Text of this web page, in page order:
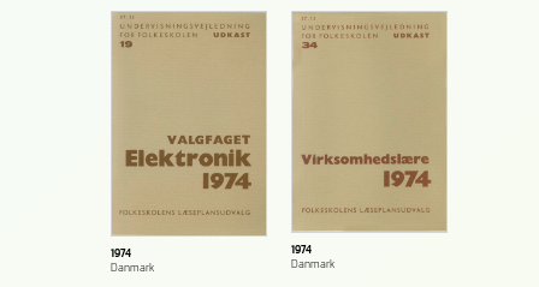
1974
Danmark
1974
Danmark